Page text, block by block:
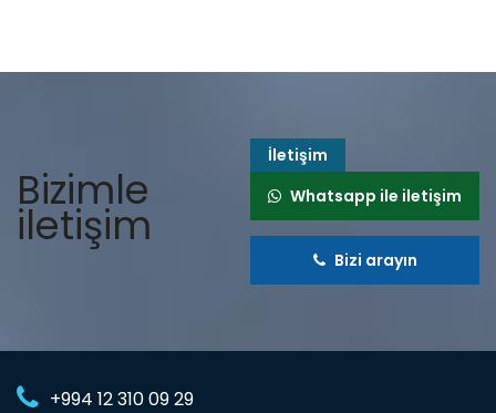
Bizimle
iletişim
İletişim
Whatsapp ile iletişim
Bizi arayın
+994 12 310 09 29